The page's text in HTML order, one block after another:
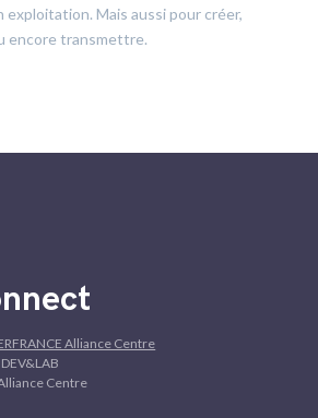
exploitation. Mais aussi pour créer,
encore transmettre.
Alliance Centre
Centre